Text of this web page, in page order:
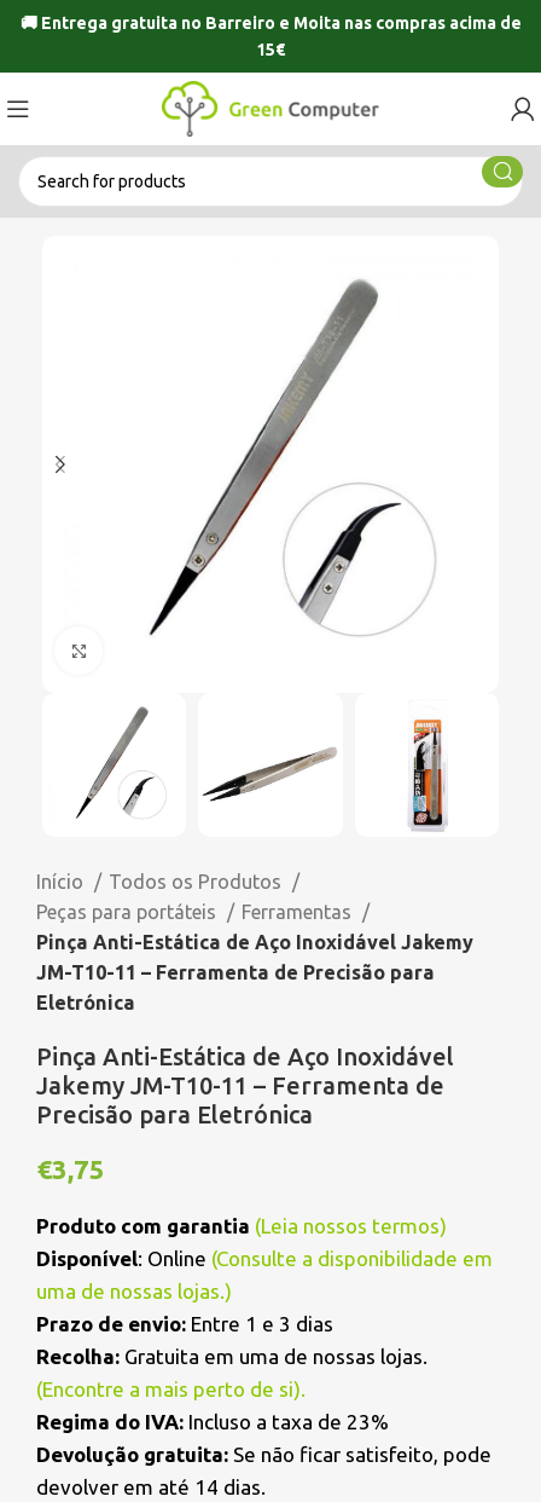
🚚 Entrega gratuita no Barreiro e Moitanas compras acima de
15€
Início
Todos os Produtos
Peças para portáteis
Ferramentas
Pinça Anti-Estática de Aço Inoxidável Jakemy
JM-T10-11 – Ferramenta de Precisão para
Eletrónica
Pinça Anti-Estática de Aço Inoxidável
Jakemy JM-T10-11 – Ferramenta de
Precisão para Eletrónica
€3,75
Produto com garantia (Leia nossos termos)
Disponível: Online (Consulte a disponibilidade em
uma de nossas lojas.)
Prazo de envio: Entre 1 e 3 dias
Recolha: Gratuita em uma de nossas lojas.
(Encontre a mais perto de si).
Regima do IVA: Incluso a taxa de 23%
Devolução gratuita: Se não ficar satisfeito, pode
devolver em até 14 dias.